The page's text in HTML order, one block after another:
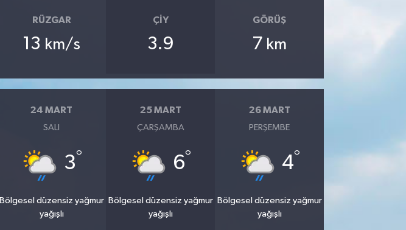
RÜZGAR
13 km/s
ÇIY
3.9
GÖRÜŞ
7 km
24 MART
SALI
3°
Bölgesel düzensiz yağmur
yağışlı
25 MART
ÇARŞAMBA
6°
Bölgesel düzensiz yağmur
yağışlı
26 MART
PERŞEMBE
4°
Bölgesel düzensiz yağmur
yağışlı